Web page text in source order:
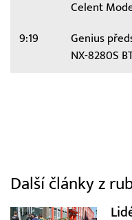
Celent
9:19
Genius
NX-8280S
Další články z